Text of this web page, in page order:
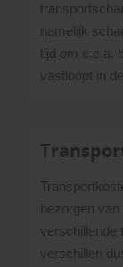
namelijk
tijd om e.e.a.
vastloopt in
bezorgen
verschillende
verschillen